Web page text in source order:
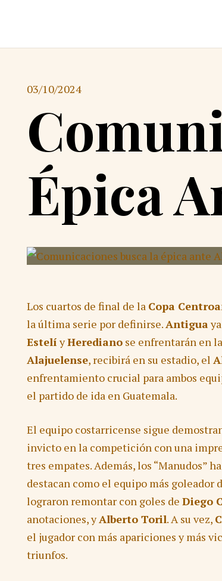
03/10/2024
Épica
Los cuartos de final de la Copa
la última serie por definirse.Antigua
EstelíyHerediano se enfrentarán en
Alajuelense, recibirá en su estadio, el
enfrentamiento crucial para ambos
el partido de ida en Guatemala.
El equipo costarricense sigue
invicto en la competición con una
tres empates. Además, los “Manudos”
destacan como el equipo más goleador
lograron remontar con goles de Diego
anotaciones, yAlberto Toril. A su vez,
el jugador con más apariciones y más
triunfos.